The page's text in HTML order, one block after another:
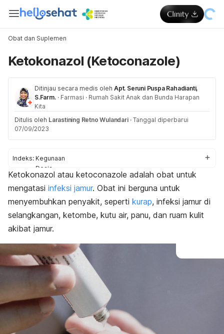
Obat dan Suplemen
Ketokonazol (Ketoconazole)
Ditinjau secara medis oleh Apt. Seruni Puspa Rahadianti,
S.Farm. · Farmasi · Rumah Sakit Anak dan Bunda Harapan
Kita
Ditulis oleh Larastining Retno Wulandari · Tanggal diperbarui
07/09/2023
Indeks: Kegunaan
Dosis
Aturan pakai
Efek samping
Peringatan dan perhatian
Efek pada ibu hamil dan menyusui
Interaksi obat
Ketokonazol atau ketoconazole adalah obat untuk
mengatasi infeksi jamur. Obat ini berguna untuk
menyembuhkan penyakit, seperti kurap, infeksi jamur di
selangkangan, ketombe, kutu air, panu, dan ruam kulit
akibat jamur.